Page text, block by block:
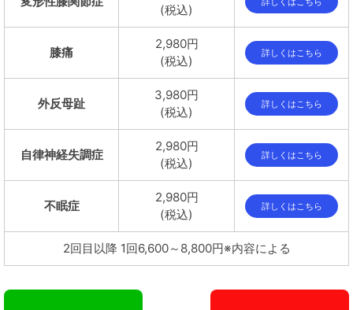
(税込)
膝痛
2,980円
(税込)
詳しくはこちら
外反母趾
3,980円
(税込)
詳しくはこちら
自律神経失調症
2,980円
(税込)
詳しくはこちら
不眠症
2,980円
(税込)
詳しくはこちら
2回目以降 1回6,600～8,800円※内容による